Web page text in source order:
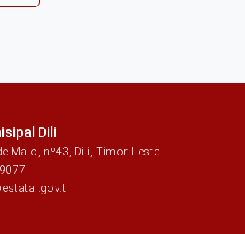
Dili
Maio, nº43, Dili, Timor-Leste